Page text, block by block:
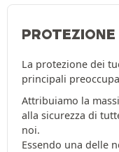
PROTEZIONE
La protezione dei
principali
Attribuiamo la
alla sicurezza di
noi.
Essendo una delle